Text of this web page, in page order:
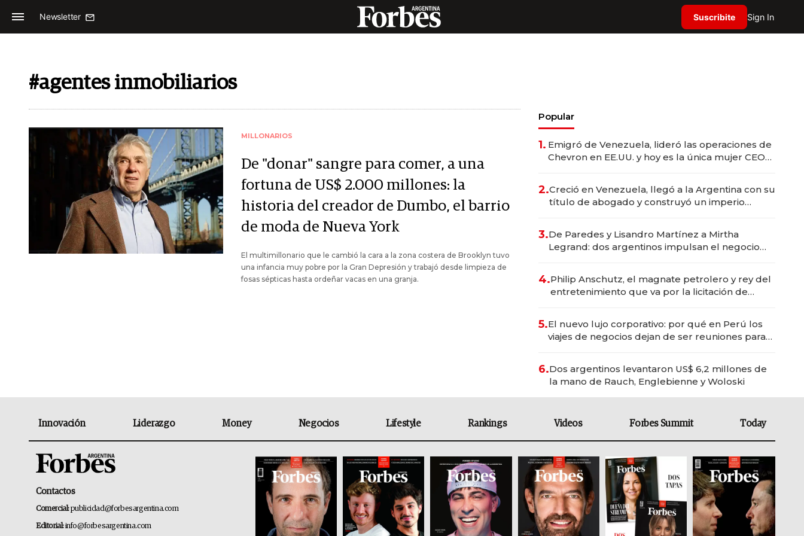
Newsletter Suscribite Sign In
#agentes inmobiliarios
MILLONARIOS
De "donar" sangre para comer, a una
fortuna de US$ 2.000 millones: la
historia del creador de Dumbo, el barrio
de moda de Nueva York
El multimillonario que le cambió la cara a la zona costera de Brooklyn tuvo
una infancia muy pobre por la Gran Depresión y trabajó desde limpieza de
fosas sépticas hasta ordeñar vacas en una granja.
Popular
1. Emigró de Venezuela, lideró las operaciones de
Chevron en EE.UU. y hoy es la única mujer CEO
2.Creció en Venezuela, llegó a la Argentina con su
título de abogado y construyó un imperio
3.De Paredes y Lisandro Martínez a Mirtha
Legrand: dos argentinos impulsan el negocio
4.Philip Anschutz, el magnate petrolero y rey del
entretenimiento que va por la licitación de
5.El nuevo lujo corporativo: por qué en Perú los
viajes de negocios dejan de ser reuniones para
6.Dos argentinos levantaron US$ 6,2 millones de
la mano de Rauch, Englebienne y Woloski
Innovación Liderazgo Money Negocios Lifestyle Rankings Videos Forbes Summit Today
Contactos
Comercial:publicidad@forbesargentina.com
Editorial:info@forbesargentina.com